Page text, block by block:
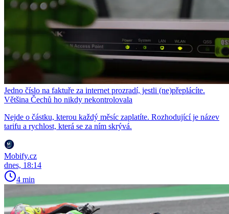
Jedno číslo na faktuře za internet prozradí, jestli (ne)přeplácíte.
Většina Čechů ho nikdy nekontrolovala
Nejde o částku, kterou každý měsíc zaplatíte. Rozhodující je název
tarifu a rychlost, která se za ním skrývá.
Mobify.cz
dnes, 18:14
4 min